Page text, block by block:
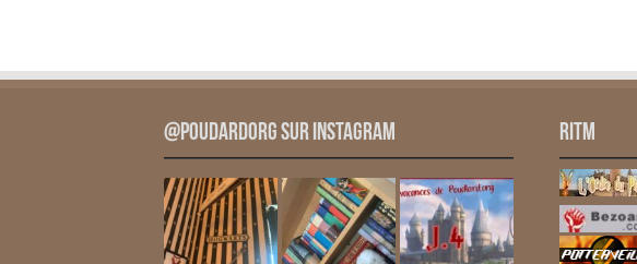
@PoudardOrg sur Instagram RITM